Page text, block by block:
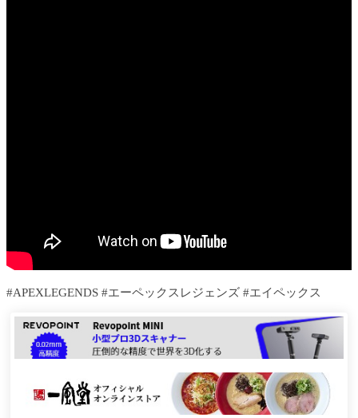
#APEXLEGENDS #エーペックスレジェンズ #エイペックス